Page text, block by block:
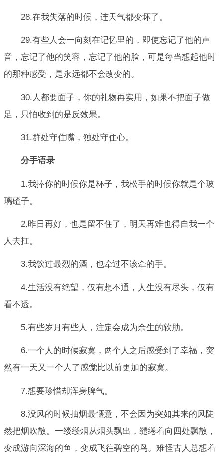
28.在我失落的时候，连天气都变坏了。
29.有些人会一向刻在记忆里的，即使忘记了他的声
音，忘记了他的笑容，忘记了他的脸，可是每当想起他时
的那种感受，是永远都不会改变的。
30.人都要面子，你的礼物再实用，如果不把面子做
足，只怕收到的是反效果。
31.群处守住嘴，独处守住心。
分手语录
1.我捧你的时候你是杯子，我松手的时候你就是个玻
璃碴子。
2.昨日再好，也是留不住了，明天再难也得自我一个
人去扛。
3.我饮过最烈的酒，也牵过不该牵的手。
4.生活没有绝望，仅有想不通，人生没有尽头，仅有
看不透。
5.有些岁月有些人，注定会成为余生的软肋。
6.一个人的时候寂寞，两个人之后感受到了幸福，突
然有一天又一个人了感觉比以前更加的寂寞。
7.想要珍惜却浑身脾气。
8.没风的时候抽烟最惬意，不会因为突如其来的风陡
然把烟吹散。一缕缕烟从烟头飘出，缱绻着向四处飘散，
变成游向深海的鱼，变成飞往碧空的鸟。难怪古人总想着